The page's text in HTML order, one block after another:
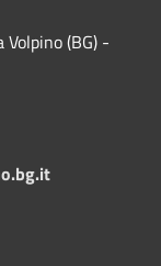
(BG) -